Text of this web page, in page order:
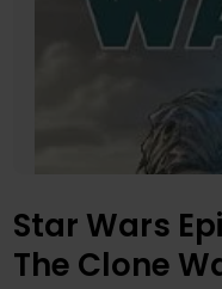
Star Wars
The Clone